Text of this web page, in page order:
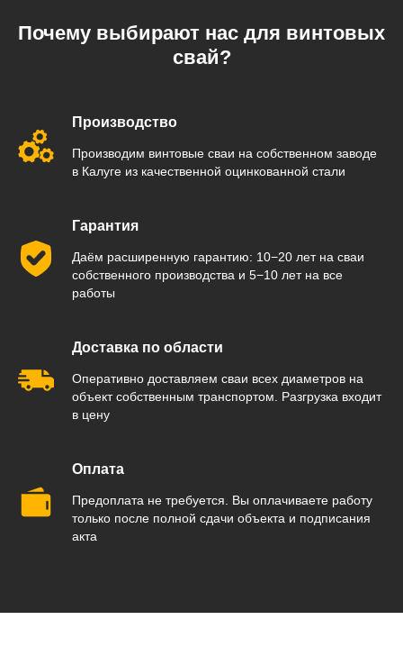
Почему выбирают нас для винтовых
свай?
Производство
Производим винтовые сваи на собственном заводе
в Калуге из качественной оцинкованной стали
Гарантия
Даём расширенную гарантию: 10−20 лет на сваи
собственного производства и 5−10 лет на все
работы
Доставка по области
Оперативно доставляем сваи всех диаметров на
объект собственным транспортом. Разгрузка входит
в цену
Оплата
Предоплата не требуется. Вы оплачиваете работу
только после полной сдачи объекта и подписания
акта